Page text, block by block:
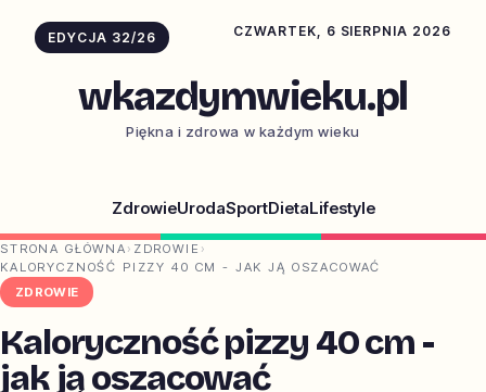
EDYCJA 32/26 CZWARTEK, 6 SIERPNIA 2026
wkazdymwieku.pl
Piękna i zdrowa w każdym wieku
ZdrowieUrodaSportDietaLifestyle
STRONA GŁÓWNA › ZDROWIE ›
KALORYCZNOŚĆ PIZZY 40 CM - JAK JĄ OSZACOWAĆ
ZDROWIE
Kaloryczność pizzy 40 cm -
jak ją oszacować